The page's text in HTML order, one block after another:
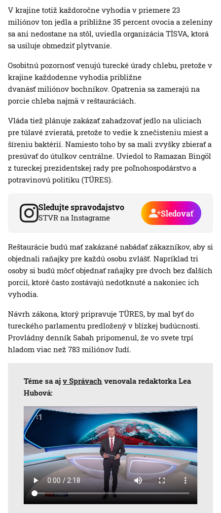
V krajine totiž každoročne vyhodia v priemere 23
miliónov ton jedla a približne 35 percent ovocia a zeleniny
sa ani nedostane na stôl, uviedla organizácia TİSVA, ktorá
sa usiluje obmedziť plytvanie.
Osobitnú pozornosť venujú turecké úrady chlebu, pretože v
krajine každodenne vyhodia približne
dvanásť miliónov bochníkov. Opatrenia sa zamerajú na
porcie chleba najmä v reštauráciách.
Vláda tiež plánuje zakázať zahadzovať jedlo na uliciach
pre túlavé zvieratá, pretože to vedie k znečisteniu miest a
šíreniu baktérií. Namiesto toho by sa mali zvyšky zbierať a
presúvať do útulkov centrálne. Uviedol to Ramazan Bingöl
z tureckej prezidentskej rady pre poľnohospodárstvo a
potravinovú politiku (TÜRES).
Sledujte spravodajstvo
STVR na Instagrame Sledovať
Reštaurácie budú mať zakázané nabádať zákazníkov, aby si
objednali raňajky pre každú osobu zvlášť. Napríklad tri
osoby si budú môcť objednať raňajky pre dvoch bez ďalších
porcií, ktoré často zostávajú nedotknuté a nakoniec ich
vyhodia.
Návrh zákona, ktorý pripravuje TÜRES, by mal byť do
tureckého parlamentu predložený v blízkej budúcnosti.
Provládny denník Sabah pripomenul, že vo svete trpí
hladom viac než 783 miliónov ľudí.
Téme sa aj v Správach venovala redaktorka Lea
Hubová: